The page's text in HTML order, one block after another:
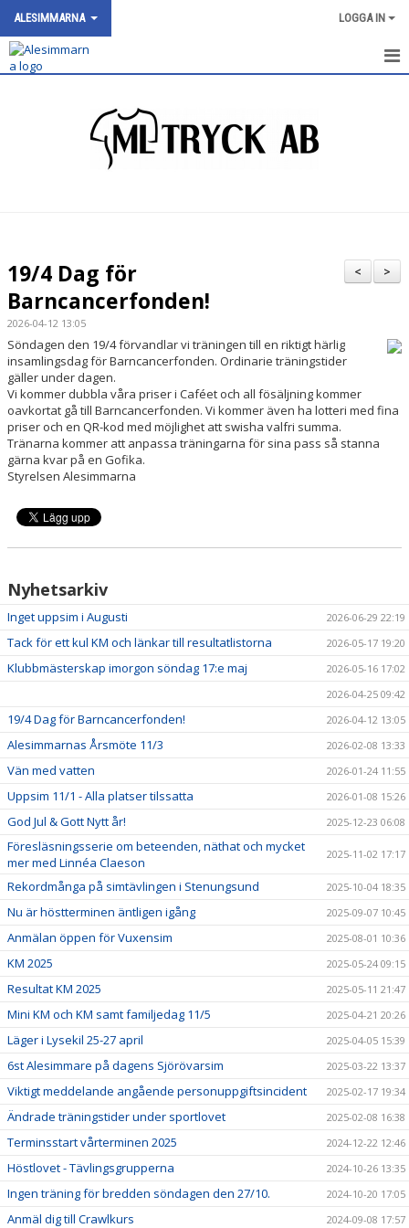
ALESIMMARNA LOGGA IN
BILDGALLERI
DOKUMENT
VÅRA GRUPPER/TRÄNARE
TRYGG FÖRENING
>
<
19/4 Dag för
Barncancerfonden!
2026-04-12 13:05
Söndagen den 19/4 förvandlar vi träningen till en riktigt härlig
insamlingsdag för Barncancerfonden. Ordinarie träningstider
gäller under dagen.
Vi kommer dubbla våra priser i Caféet och all fösäljning kommer
oavkortat gå till Barncancerfonden. Vi kommer även ha lotteri med fina
priser och en QR-kod med möjlighet att swisha valfri summa.
Tränarna kommer att anpassa träningarna för sina pass så stanna
gärna kvar på en Gofika.
Styrelsen Alesimmarna
Nyhetsarkiv
Inget uppsim i Augusti 2026-06-29 22:19
Tack för ett kul KM och länkar till resultatlistorna 2026-05-17 19:20
Klubbmästerskap imorgon söndag 17:e maj
2026-05-16 17:02
2026-04-25 09:42
19/4 Dag för Barncancerfonden! 2026-04-12 13:05
Alesimmarnas Årsmöte 11/3 2026-02-08 13:33
Vän med vatten 2026-01-24 11:55
Uppsim 11/1 - Alla platser tilssatta 2026-01-08 15:26
God Jul & Gott Nytt år! 2025-12-23 06:08
Föresläsningsserie om beteenden, näthat och mycket
mer med Linnéa Claeson
2025-11-02 17:17
Rekordmånga på simtävlingen i Stenungsund 2025-10-04 18:35
Nu är höstterminen äntligen igång 2025-09-07 10:45
Anmälan öppen för Vuxensim 2025-08-01 10:36
KM 2025 2025-05-24 09:15
Resultat KM 2025 2025-05-11 21:47
Mini KM och KM samt familjedag 11/5 2025-04-21 20:26
Läger i Lysekil 25-27 april 2025-04-05 15:39
6st Alesimmare på dagens Sjörövarsim 2025-03-22 13:37
Viktigt meddelande angående personuppgiftsincident 2025-02-17 19:34
Ändrade träningstider under sportlovet 2025-02-08 16:38
Terminsstart vårterminen 2025 2024-12-22 12:46
Höstlovet - Tävlingsgrupperna 2024-10-26 13:35
Ingen träning för bredden söndagen den 27/10. 2024-10-20 17:05
Anmäl dig till Crawlkurs 2024-09-08 17:57